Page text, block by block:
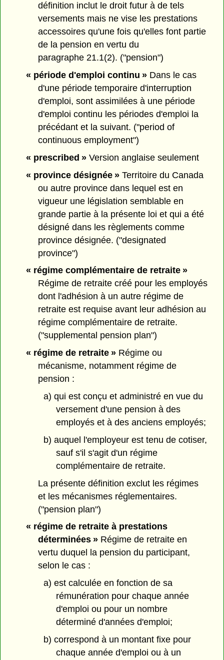
définition inclut le droit futur à de tels
versements mais ne vise les prestations
accessoires qu'une fois qu'elles font partie
de la pension en vertu du
paragraphe 21.1(2). ("pension")
« période d'emploi continu »Dans le cas
d'une période temporaire d'interruption
d'emploi, sont assimilées à une période
d'emploi continu les périodes d'emploi la
précédant et la suivant. ("period of
continuous employment")
« prescribed »Version anglaise seulement
« province désignée »Territoire du Canada
ou autre province dans lequel est en
vigueur une législation semblable en
grande partie à la présente loi et qui a été
désigné dans les règlements comme
province désignée. ("designated
province")
« régime complémentaire de retraite »
Régime de retraite créé pour les employés
dont l'adhésion à un autre régime de
retraite est requise avant leur adhésion au
régime complémentaire de retraite.
("supplemental pension plan")
« régime de retraite »Régime ou
mécanisme, notamment régime de
pension :
a) qui est conçu et administré en vue du
versement d'une pension à des
employés et à des anciens employés;
b) auquel l'employeur est tenu de cotiser,
sauf s'il s'agit d'un régime
complémentaire de retraite.
La présente définition exclut les régimes
et les mécanismes réglementaires.
("pension plan")
« régime de retraite à prestations
déterminées » Régime de retraite en
vertu duquel la pension du participant,
selon le cas :
a) est calculée en fonction de sa
rémunération pour chaque année
d'emploi ou pour un nombre
déterminé d'années d'emploi;
b) correspond à un montant fixe pour
chaque année d'emploi ou à un